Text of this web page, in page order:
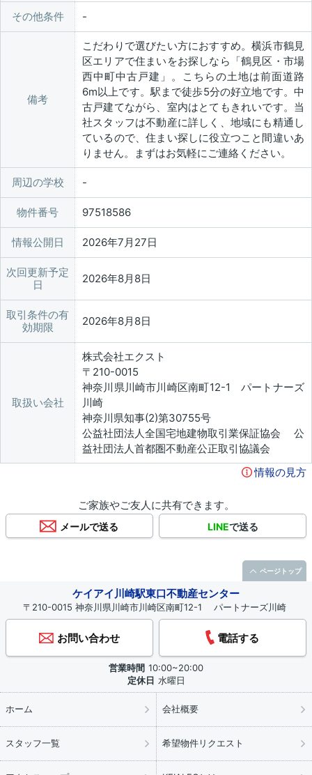
その他条件
備考
こだわりで選びたい方におすすめ。横浜市鶴見
区エリアで住まいをお探しなら「鶴見区・市場
西中町中古戸建」。こちらの土地は前面道路
6m以上です。駅まで徒歩5分の好立地です。中
古戸建てながら、室内はとてもきれいです。当
社スタッフは不動産に詳しく、地域にも精通し
ているので、住まい探しに役立つこと間違いあ
りません。まずはお気軽にご連絡ください。
周辺の学校
物件番号 97518586
情報公開日 2026年7月27日
次回更新予定
日
2026年8月8日
取引条件の有
効期限
2026年8月8日
取扱い会社
株式会社エクスト
〒210-0015
神奈川県川崎市川崎区南町12-1 パートナーズ
川崎
神奈川県知事(2)第30755号
公益社団法人全国宅地建物取引業保証協会 公
益社団法人首都圏不動産公正取引協議会
情報の見方
ご家族やご友人に共有できます。
メールで送る LINEで送る
ケイアイ川崎駅東口不動産センター
〒210-0015 神奈川県川崎市川崎区南町12-1 パートナーズ川崎
お問い合わせ 電話する
営業時間 10:00~20:00
定休日 水曜日
ホーム 会社概要
スタッフ一覧 希望物件リクエスト
ページトップ